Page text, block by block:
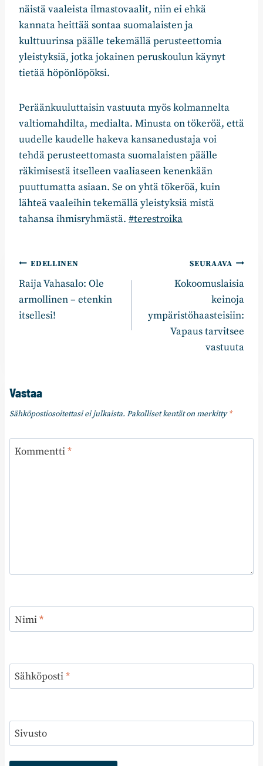
näistä vaaleista ilmastovaalit, niin ei ehkä
kannata heittää sontaa suomalaisten ja
kulttuurinsa päälle tekemällä perusteettomia
yleistyksiä, jotka jokainen peruskoulun käynyt
tietää höpönlöpöksi.
Peräänkuuluttaisin vastuuta myös kolmannelta
valtiomahdilta, medialta. Minusta on tökeröä, että
uudelle kaudelle hakeva kansanedustaja voi
tehdä perusteettomasta suomalaisten päälle
räkimisestä itselleen vaaliaseen kenenkään
puuttumatta asiaan. Se on yhtä tökeröä, kuin
lähteä vaaleihin tekemällä yleistyksiä mistä
tahansa ihmisryhmästä. #terestroika
Artikkelien
selaus
EDELLINEN
Raija Vahasalo: Ole
armollinen – etenkin
itsellesi!
SEURAAVA
Kokoomuslaisia
keinoja
ympäristöhaasteisiin:
Vapaus tarvitsee
vastuuta
Vastaa
Sähköpostiosoitettasi ei julkaista. Pakolliset kentät on merkitty*
Kommentti*
Nimi*
Sähköposti*
Sivusto